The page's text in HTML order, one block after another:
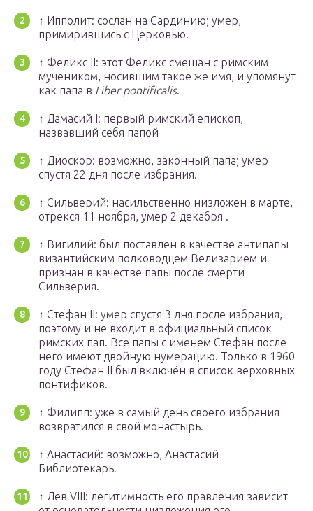
↑ Ипполит: сослан на Сардинию; умер,
примирившись с Церковью.
↑ Феликс II: этот Феликс смешан с римским
мучеником, носившим такое же имя, и упомянут
как папа в Liber pontificalis.
↑ Дамасий I: первый римский епископ,
назвавший себя папой
↑ Диоскор: возможно, законный папа; умер
спустя 22 дня после избрания.
↑ Сильверий: насильственно низложен в марте,
отрекся 11 ноября, умер 2 декабря .
↑ Вигилий: был поставлен в качестве антипапы
византийским полководцем Велизарием и
признан в качестве папы после смерти
Сильверия.
↑ Стефан II: умер спустя 3 дня после избрания,
поэтому и не входит в официальный список
римских пап. Все папы с именем Стефан после
него имеют двойную нумерацию. Только в 1960
году Стефан II был включён в список верховных
понтификов.
↑ Филипп: уже в самый день своего избрания
возвратился в свой монастырь.
↑ Анастасий: возможно, Анастасий
Библиотекарь.
↑ Лев VIII: легитимность его правления зависит